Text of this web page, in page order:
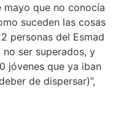
mayo que no conocía
suceden las cosas
personas del Esmad
ser superados, y
jóvenes que ya iban
de dispersar)”,